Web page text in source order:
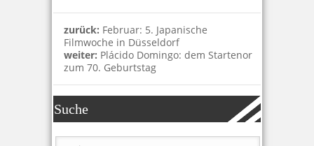
zurück: Februar: 5. Japanische
Filmwoche in Düsseldorf
weiter: Plácido Domingo: dem Startenor
zum 70. Geburtstag
Suche